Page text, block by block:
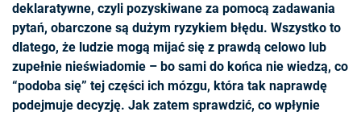
deklaratywne, czyli pozyskiwane za pomocą zadawania
pytań, obarczone są dużym ryzykiem błędu. Wszystko to
dlatego, że ludzie mogą mijać się z prawdą celowo lub
zupełnie nieświadomie – bo sami do końca nie wiedzą, co
“podoba się” tej części ich mózgu, która tak naprawdę
podejmuje decyzję. Jak zatem sprawdzić, co wpłynie